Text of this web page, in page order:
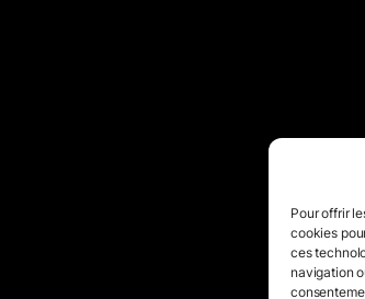
Pour offrir
cookies
ces
navigation